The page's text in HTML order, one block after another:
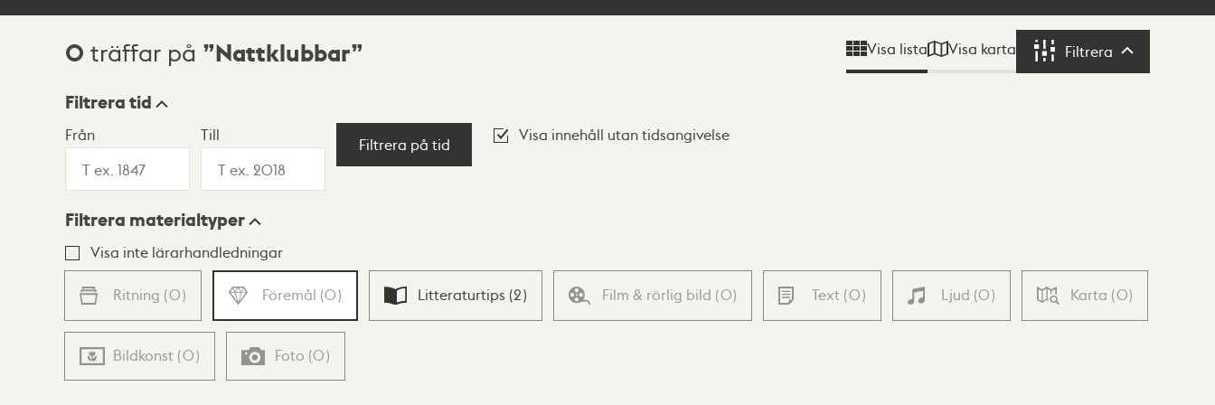
Sökresultat
0 träffar på Nattklubbar Visa lista Visa karta Filtrera Filtrera
Visningsläge
Lista Karta
Filtrera tid
Från Till
Filtrera på tid
Visa innehåll utan tidsangivelse
Filtrera materialtyper
Visa inte lärarhandledningar
Ritning (0) Föremål (0) Litteraturtips (2) Film & rörlig bild (0) Text (0) Ljud (0) Karta (0)
Bildkonst (0) Foto (0)